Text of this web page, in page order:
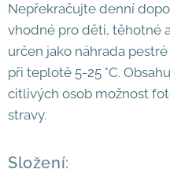
Nepřekračujte denní
vhodné pro děti, těhotné
určen jako náhrada
při teplotě 5-25 °C.
citlivých osob možnost
stravy.
Složení: